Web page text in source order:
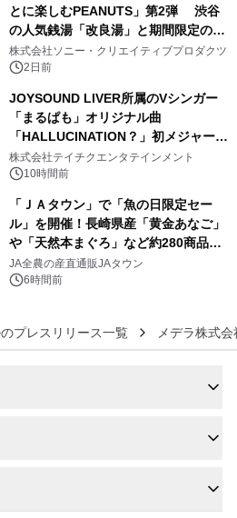
とに楽しむPEANUTS」第2弾 渋谷
の人気銭湯「改良湯」と期間限定のコ
ラボレーション サウナイキタイコラ
ボグッズも発売決定！
株式会社ソニー・クリエイティブプロダクツ
2日前
JOYSOUND LIVER所属のVシンガー
「まるぱも」オリジナル曲
「HALLUCINATION？」初メジャー配
信リリース決定！
株式会社テイチクエンタテインメント
10時間前
「ＪＡタウン」で「魚の日限定セー
ル」を開催！長崎県産「黄金あなご」
や「天然本まぐろ」など約280商品を
販売！～毎月１０日の定例企画～
JA全農の産直通販JAタウン
6時間前
プレスリリース一覧 メデラ株式会